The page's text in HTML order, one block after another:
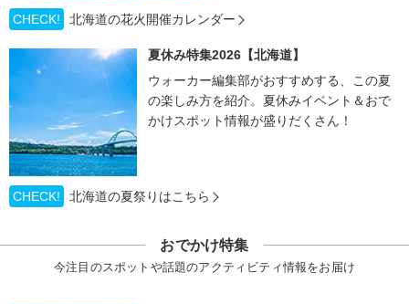
CHECK!
北海道の花火開催カレンダー
夏休み特集2026【北海道】
ウォーカー編集部がおすすめする、この夏
の楽しみ方を紹介。夏休みイベント＆おで
かけスポット情報が盛りだくさん！
CHECK! 北海道の夏祭りはこちら
おでかけ特集
今注目のスポットや話題のアクティビティ情報をお届け